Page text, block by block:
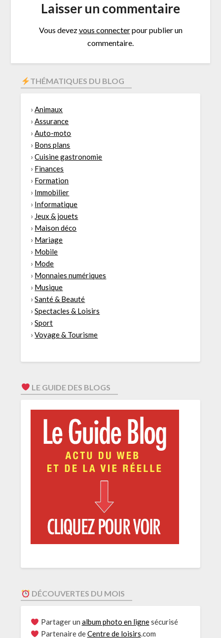
Laisser un commentaire
Vous devezvous connecterpour publier un
commentaire.
THÉMATIQUES DU BLOG
›Animaux
›Assurance
›Auto-moto
› Bons plans
›Cuisine gastronomie
› Finances
› Formation
› Immobilier
› Informatique
› Jeux & jouets
› Maison déco
› Mariage
› Mobile
› Mode
› Monnaies numériques
› Musique
›Santé & Beauté
›Spectacles & Loisirs
›Sport
›Voyage & Tourisme
LE GUIDE DES BLOGS
DÉCOUVERTES DU MOIS
Partager un album photo en lignesécurisé
Partenaire deCentre de loisirs.com